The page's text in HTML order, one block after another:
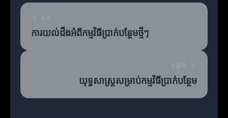
ការយល់ដឹងអំពីកម្មវិធីប្រាក់បន្ថែមថ្មីៗ
យុទ្ធសាស្ត្រសម្រាប់កម្មវិធីប្រាក់បន្ថែម